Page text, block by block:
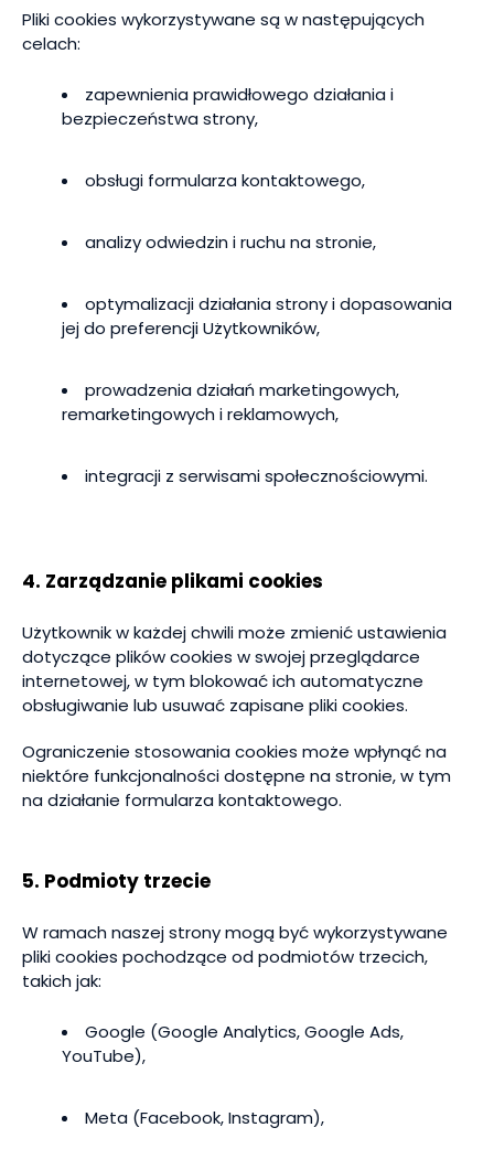
Pliki cookies wykorzystywane są w następujących
celach:
zapewnienia prawidłowego działania i
bezpieczeństwa strony,
obsługi formularza kontaktowego,
analizy odwiedzin i ruchu na stronie,
optymalizacji działania strony i dopasowania
jej do preferencji Użytkowników,
prowadzenia działań marketingowych,
remarketingowych i reklamowych,
integracji z serwisami społecznościowymi.
4. Zarządzanie plikami cookies
Użytkownik w każdej chwili może zmienić ustawienia
dotyczące plików cookies w swojej przeglądarce
internetowej, w tym blokować ich automatyczne
obsługiwanie lub usuwać zapisane pliki cookies.
Ograniczenie stosowania cookies może wpłynąć na
niektóre funkcjonalności dostępne na stronie, w tym
na działanie formularza kontaktowego.
5. Podmioty trzecie
W ramach naszej strony mogą być wykorzystywane
pliki cookies pochodzące od podmiotów trzecich,
takich jak:
Google (Google Analytics, Google Ads,
YouTube),
Meta (Facebook, Instagram),